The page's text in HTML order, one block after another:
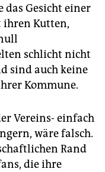
Gesicht einer
ihren Kutten,
schlicht nicht
sind auch keine
Kommune.
Vereins- einfach
wäre falsch.
Rand
die ihre